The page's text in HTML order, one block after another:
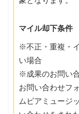
マイル却下条件
※不正・重複・
い場合
※成果のお問い
お問い合わせフ
ムビアミュージ